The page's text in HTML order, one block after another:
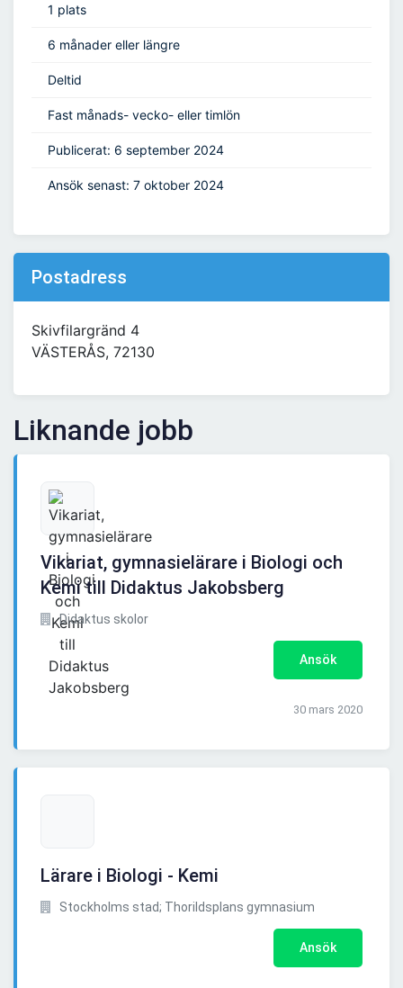
1 plats
6 månader eller längre
Deltid
Fast månads- vecko- eller timlön
Publicerat: 6 september 2024
Ansök senast: 7 oktober 2024
Postadress
Skivfilargränd 4
VÄSTERÅS, 72130
Liknande jobb
Vikariat, gymnasielärare i Biologi och
Kemi till Didaktus Jakobsberg
Didaktus skolor
Ansök
30 mars 2020
Lärare i Biologi - Kemi
Stockholms stad; Thorildsplans gymnasium
Ansök